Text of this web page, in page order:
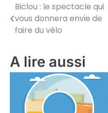
N
a
i
Biclou : le spectacle qui
vous donnera envie de
faire du vélo
A lire aussi